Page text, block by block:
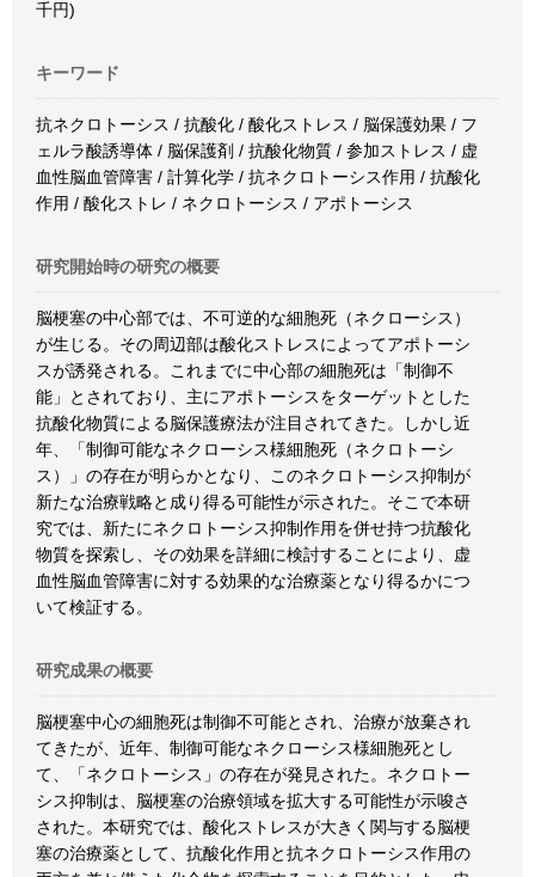
千円)
キーワード
抗ネクロトーシス / 抗酸化 / 酸化ストレス / 脳保護効果 / フ
ェルラ酸誘導体 / 脳保護剤 / 抗酸化物質 / 参加ストレス / 虚
血性脳血管障害 / 計算化学 / 抗ネクロトーシス作用 / 抗酸化
作用 / 酸化ストレ / ネクロトーシス / アポトーシス
研究開始時の研究の概要
脳梗塞の中心部では、不可逆的な細胞死（ネクローシス）
が生じる。その周辺部は酸化ストレスによってアポトーシ
スが誘発される。これまでに中心部の細胞死は「制御不
能」とされており、主にアポトーシスをターゲットとした
抗酸化物質による脳保護療法が注目されてきた。しかし近
年、「制御可能なネクローシス様細胞死（ネクロトーシ
ス）」の存在が明らかとなり、このネクロトーシス抑制が
新たな治療戦略と成り得る可能性が示された。そこで本研
究では、新たにネクロトーシス抑制作用を併せ持つ抗酸化
物質を探索し、その効果を詳細に検討することにより、虚
血性脳血管障害に対する効果的な治療薬となり得るかにつ
いて検証する。
研究成果の概要
脳梗塞中心の細胞死は制御不可能とされ、治療が放棄され
てきたが、近年、制御可能なネクローシス様細胞死とし
て、「ネクロトーシス」の存在が発見された。ネクロトー
シス抑制は、脳梗塞の治療領域を拡大する可能性が示唆さ
された。本研究では、酸化ストレスが大きく関与する脳梗
塞の治療薬として、抗酸化作用と抗ネクロトーシス作用の